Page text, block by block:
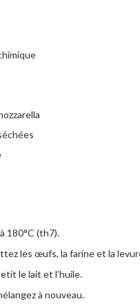
180°C (th7).
les œufs, la farine et la
le lait et l’huile.
à nouveau.